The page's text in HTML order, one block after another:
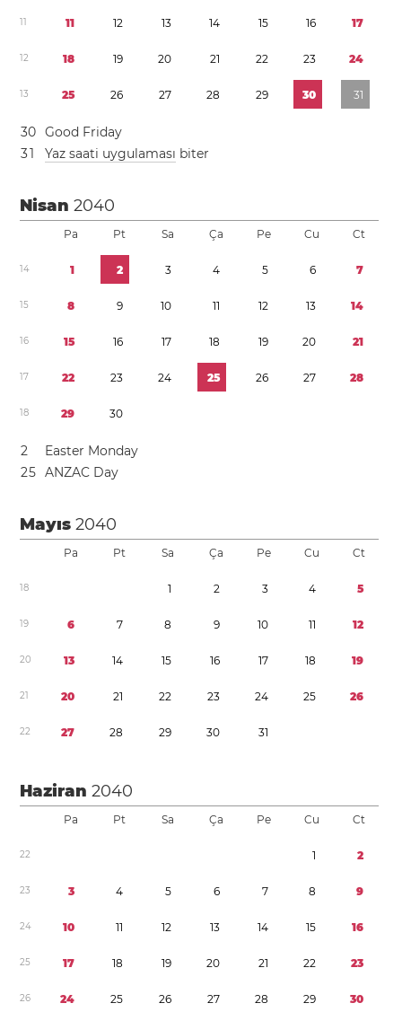
11 11 12 13 14 15 16 17
12 18 19 20 21 22 23 24
13 25 26 27 28 29 30 31
30 Good Friday
31 Yaz saati uygulaması biter
Nisan2040
Pa Pt Sa Ça Pe Cu Ct
14 1 2 3 4 5 6 7
15 8 9 10 11 12 13 14
16 15 16 17 18 19 20 21
17 22 23 24 25 26 27 28
18 29 30
2
Easter Monday
25 ANZAC Day
Mayıs2040
Pa Pt Sa Ça Pe Cu Ct
18 1 2 3 4 5
19 6 7 8 9 10 11 12
20 13 14 15 16 17 18 19
21 20 21 22 23 24 25 26
22 27 28 29 30 31
Haziran2040
Pa Pt Sa Ça Pe Cu Ct
22 1 2
23 3 4 5 6 7 8 9
24 10 11 12 13 14 15 16
25 17 18 19 20 21 22 23
26 24 25 26 27 28 29 30